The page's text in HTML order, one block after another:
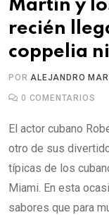
Martín y
recién
coppelia
POR ALEJANDRO
0 COMENTARIOS
El actor cubano
otro de sus
típicas de los
Miami. En esta
sabores que para